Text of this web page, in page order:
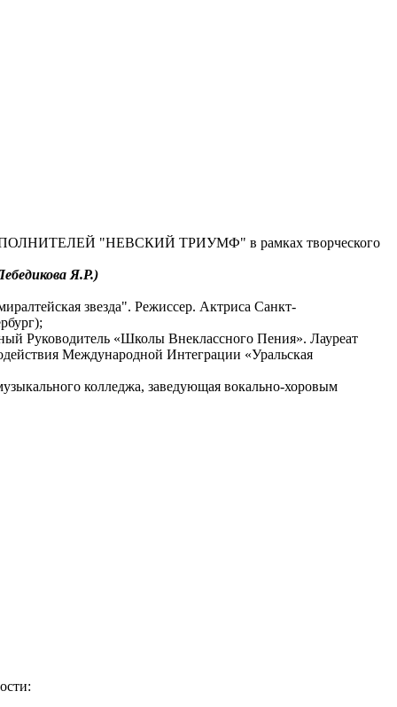
"НЕВСКИЙ ТРИУМФ" в рамках творческого
Я.Р.)
звезда". Режиссер. Актриса Санкт-
Руководитель «Школы Внеклассного Пения». Лауреат
Международной Интеграции «Уральская
колледжа, заведующая вокально-хоровым